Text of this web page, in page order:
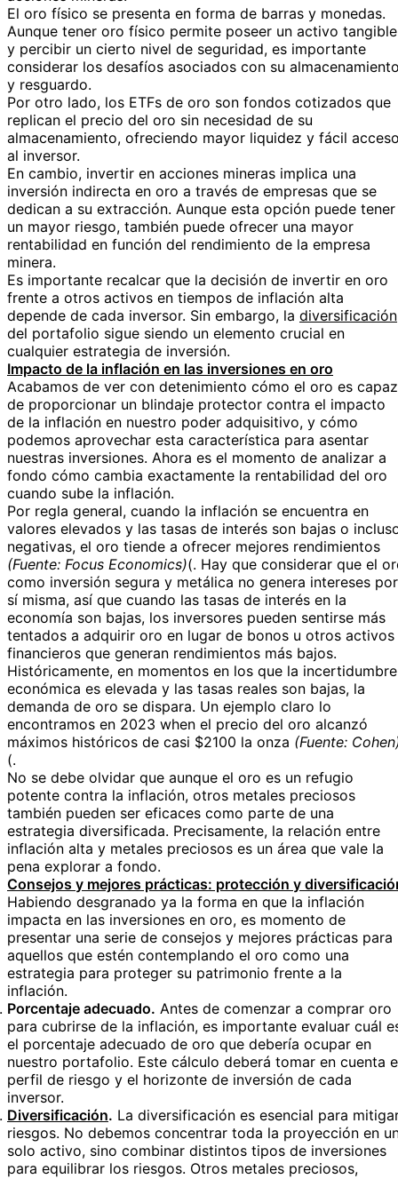
El oro físico se presenta en forma de barras y monedas.
Aunque tener oro físico permite poseer un activo tangible
y percibir un cierto nivel de seguridad, es importante
considerar los desafíos asociados con su
y resguardo.
Por otro lado, los ETFs de oro son fondos cotizados que
replican el precio del oro sin necesidad de su
almacenamiento, ofreciendo mayor liquidez y fácil
al inversor.
En cambio, invertir en acciones mineras implica una
inversión indirecta en oro a través de empresas que se
dedican a su extracción. Aunque esta opción puede tener
un mayor riesgo, también puede ofrecer una mayor
rentabilidad en función del rendimiento de la empresa
minera.
Es importante recalcar que la decisión de invertir en oro
frente a otros activos en tiempos de inflación alta
depende de cada inversor. Sin embargo, la diversificación
del portafolio sigue siendo un elemento crucial en
cualquier estrategia de inversión.
Impacto de la inflación en las inversiones en oro
Acabamos de ver con detenimiento cómo el oro es capaz
de proporcionar un blindaje protector contra el impacto
de la inflación en nuestro poder adquisitivo, y cómo
podemos aprovechar esta característica para asentar
nuestras inversiones. Ahora es el momento de analizar a
fondo cómo cambia exactamente la rentabilidad del oro
cuando sube la inflación.
Por regla general, cuando la inflación se encuentra en
valores elevados y las tasas de interés son bajas o
negativas, el oro tiende a ofrecer mejores rendimientos
(Fuente: Focus Economics)(. Hay que considerar que el
como inversión segura y metálica no genera intereses por
sí misma, así que cuando las tasas de interés en la
economía son bajas, los inversores pueden sentirse más
tentados a adquirir oro en lugar de bonos u otros activos
financieros que generan rendimientos más bajos.
Históricamente, en momentos en los que la incertidumbre
económica es elevada y las tasas reales son bajas, la
demanda de oro se dispara. Un ejemplo claro lo
encontramos en 2023 when el precio del oro alcanzó
máximos históricos de casi $2100 la onza (Fuente:
(.
No se debe olvidar que aunque el oro es un refugio
potente contra la inflación, otros metales preciosos
también pueden ser eficaces como parte de una
estrategia diversificada. Precisamente, la relación entre
inflación alta y metales preciosos es un área que vale la
pena explorar a fondo.
Consejos y mejores prácticas: protección y
Habiendo desgranado ya la forma en que la inflación
impacta en las inversiones en oro, es momento de
presentar una serie de consejos y mejores prácticas para
aquellos que estén contemplando el oro como una
estrategia para proteger su patrimonio frente a la
inflación.
Porcentaje adecuado. Antes de comenzar a comprar oro
para cubrirse de la inflación, es importante evaluar cuál
el porcentaje adecuado de oro que debería ocupar en
nuestro portafolio. Este cálculo deberá tomar en cuenta
perfil de riesgo y el horizonte de inversión de cada
inversor.
Diversificación. La diversificación es esencial para
riesgos. No debemos concentrar toda la proyección en
solo activo, sino combinar distintos tipos de inversiones
para equilibrar los riesgos. Otros metales preciosos,